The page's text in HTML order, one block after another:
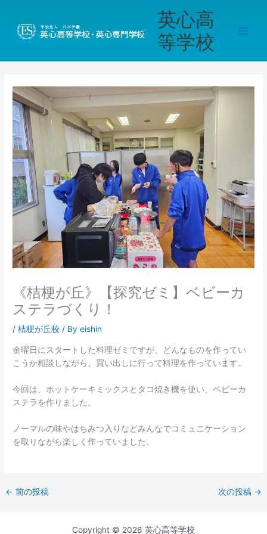
英心高
等学校
《桔梗が丘》【探究ゼミ】ベビーカ
ステラづくり！
/桔梗が丘校 / Byeishin
金曜日にスタートした料理ゼミですが、どんなものを作ってい
こうか相談しながら、買い出しに行って料理を作っています。
今回は、ホットケーキミックスとタコ焼き機を使い、ベビーカ
ステラを作りました。
ノーマルの味やはちみつ入りなどみんなでコミュニケーション
を取りながら楽しく作っていました。
← 前の投稿 次の投稿 →
Copyright © 2026 英心高等学校